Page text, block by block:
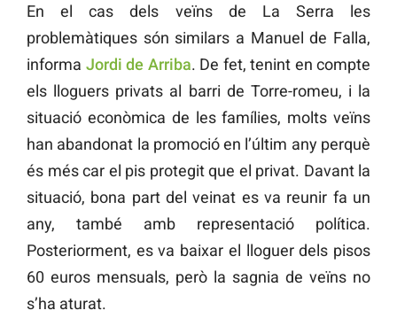
En el cas dels veïns de La Serra les
problemàtiques són similars a Manuel de Falla,
informa Jordi de Arriba. De fet, tenint en compte
els lloguers privats al barri de Torre-romeu, i la
situació econòmica de les famílies, molts veïns
han abandonat la promoció en l’últim any perquè
és més car el pis protegit que el privat. Davant la
situació, bona part del veinat es va reunir fa un
any, també amb representació política.
Posteriorment, es va baixar el lloguer dels pisos
60 euros mensuals, però la sagnia de veïns no
s’ha aturat.